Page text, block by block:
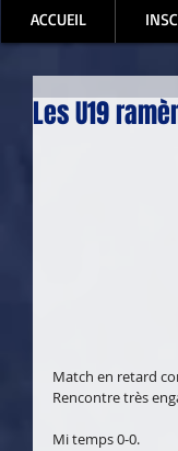
ACCUEIL
Les U19
Match en retard
Rencontre très
Mi temps 0-0.